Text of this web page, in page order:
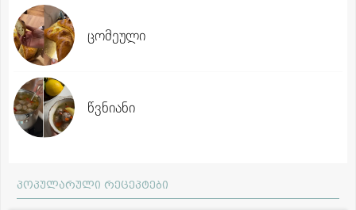
ცომეული
წვნიანი
პოპულარული რეცეპტები